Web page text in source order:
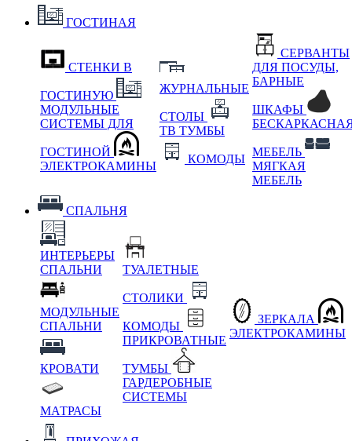
ГОСТИНАЯ
СТЕНКИ В
ГОСТИНУЮ
МОДУЛЬНЫЕ
СИСТЕМЫ ДЛЯ
ГОСТИНОЙ
ЭЛЕКТРОКАМИНЫ
ЖУРНАЛЬНЫЕ
СТОЛЫ
ТВ ТУМБЫ
КОМОДЫ
СЕРВАНТЫ
ДЛЯ ПОСУДЫ,
БАРНЫЕ
ШКАФЫ
МЕБЕЛЬ
МЯГКАЯ
МЕБЕЛЬ
СПАЛЬНЯ
ИНТЕРЬЕРЫ
СПАЛЬНИ
МОДУЛЬНЫЕ
СПАЛЬНИ
КРОВАТИ
МАТРАСЫ
ТУАЛЕТНЫЕ
СТОЛИКИ
КОМОДЫ
ПРИКРОВАТНЫЕ
ТУМБЫ
ГАРДЕРОБНЫЕ
СИСТЕМЫ
ЗЕРКАЛА
ЭЛЕКТРОКАМИНЫ